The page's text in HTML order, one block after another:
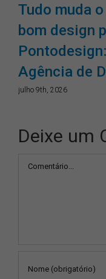
Tudo muda
bom design
Agência de
julho 9th, 2026
Deixe um
Comentário